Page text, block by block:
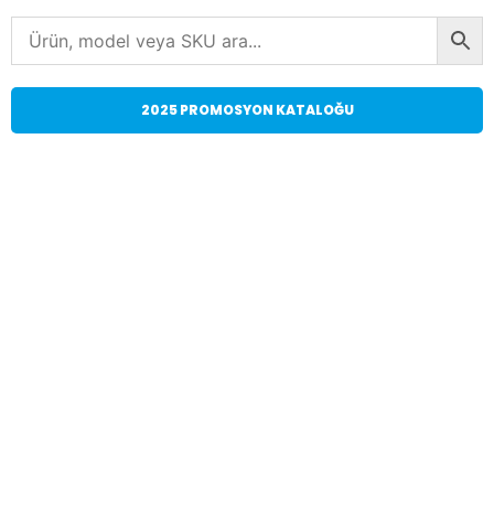
2025 PROMOSYON KATALOĞU